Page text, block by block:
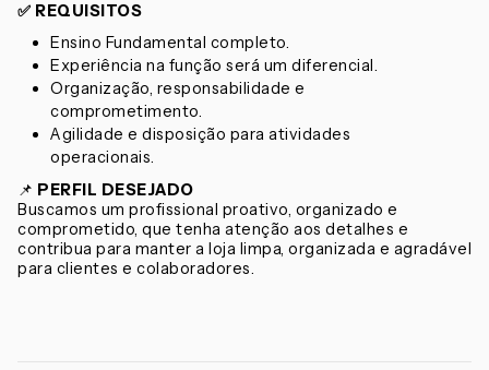
✅ REQUISITOS
Ensino Fundamental completo.
Experiência na função será um diferencial.
Organização, responsabilidade e
comprometimento.
Agilidade e disposição para atividades
operacionais.
📌 PERFIL DESEJADO
Buscamos um profissional proativo, organizado e
comprometido, que tenha atenção aos detalhes e
contribua para manter a loja limpa, organizada e agradável
para clientes e colaboradores.